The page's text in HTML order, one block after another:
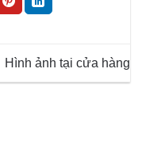
Hình ảnh tại cửa hàng